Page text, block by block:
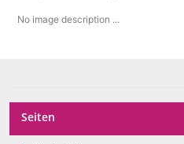
No image description ...
Seiten